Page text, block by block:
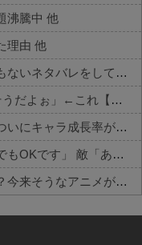
沸騰中 他
理由 他
ファイアーエムブレム万紫千紅とんでもないネタバレをしてしまう…
「この水着……お●ぱいこぼれちゃいそうだよぉ」←これ【ラブライブ！】
【朗報】ファイアーエムブレムさん、ついにキャラ成長率がゲーム内で見れるようになる
ゲーム作者ワイ「感想ください。辛口でもOKです」 敵「あれがだめ。これがだめ」
【期待】次のモンストコラボはこれ！？今来そうなアニメが話題に